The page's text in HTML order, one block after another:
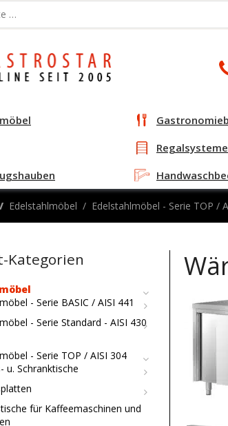
Regalsysteme
Edelstahlmöbel Edelstahlmöbel - Serie TOP /
Kategorien
- Serie BASIC / AISI 441
- Serie Standard - AISI 430
- Serie TOP / AISI 304
u. Schranktische
für Kaffeemaschinen und